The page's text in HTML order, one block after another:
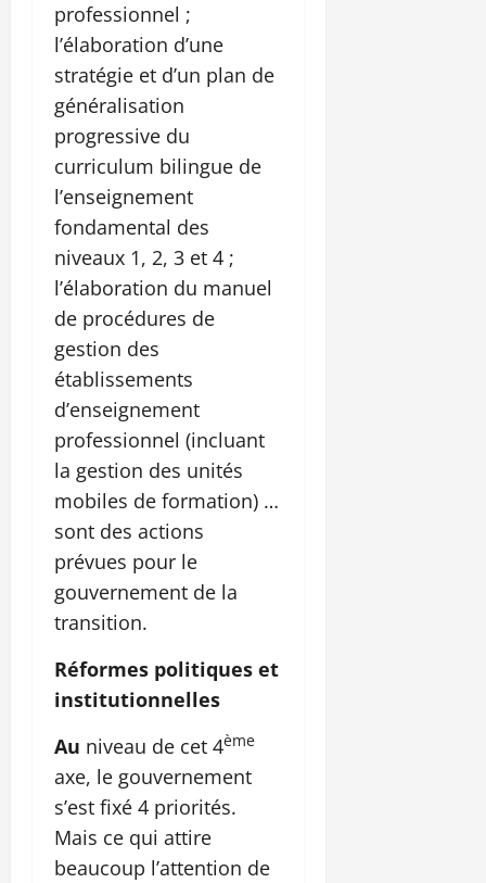
professionnel ;
l’élaboration d’une
stratégie et d’un plan de
généralisation
progressive du
curriculum bilingue de
l’enseignement
fondamental des
niveaux 1, 2, 3 et 4 ;
l’élaboration du manuel
de procédures de
gestion des
établissements
d’enseignement
professionnel (incluant
la gestion des unités
mobiles de formation) …
sont des actions
prévues pour le
gouvernement de la
transition.
Réformes politiques et
institutionnelles
Au niveau de cet 4ème
axe, le gouvernement
s’est fixé 4 priorités.
Mais ce qui attire
beaucoup l’attention de